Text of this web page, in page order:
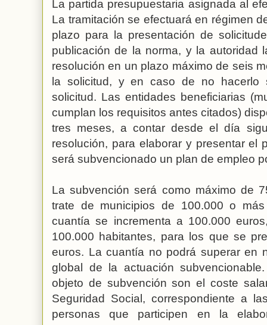
La partida presupuestaria asignada al
La tramitación se efectuará en régimen
plazo para la presentación de
publicación de la norma, y la autoridad
resolución en un plazo máximo de seis
la solicitud, y en caso de no hacerlo
solicitud. Las entidades beneficiarias
cumplan los requisitos antes citados)
tres meses, a contar desde el día
resolución, para elaborar y presentar el
será subvencionado un plan de empleo
La subvención será como máximo de
trate de municipios de 100.000 o
cuantía se incrementa a 100.000
100.000 habitantes, para los que se
euros. La cuantía no podrá superar en
global de la actuación
objeto de subvención son el coste
Seguridad Social, correspondiente a
personas que participen en la